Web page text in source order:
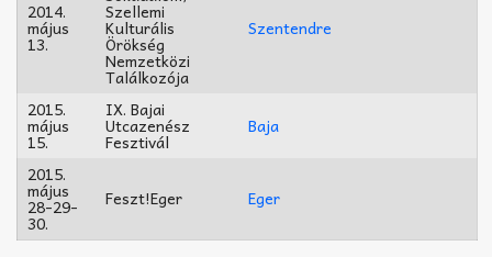
2014.
május
13.
Szellemi
Kulturális
Örökség
Nemzetközi
Találkozója
Szentendre
2015.
május
15.
IX. Bajai
Utcazenész
Fesztivál
Baja
2015.
május
28-29-
30.
Feszt!Eger Eger